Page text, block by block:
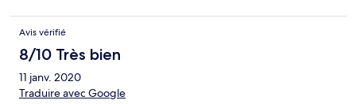
Avis vérifié
8/10 Très bien
11 janv. 2020
Traduire avec Google